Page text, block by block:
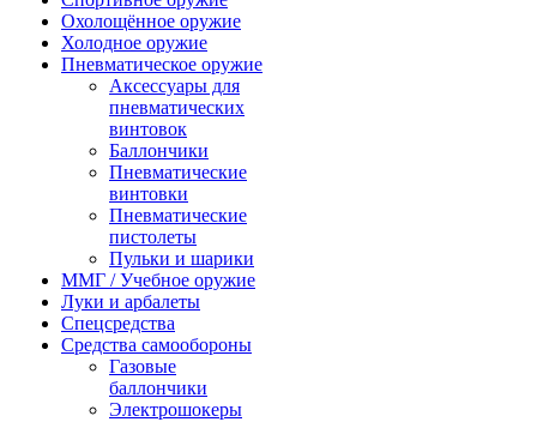
Охолощённое оружие
Холодное оружие
Пневматическое оружие
Аксессуары для
пневматических
винтовок
Баллончики
Пневматические
винтовки
Пневматические
пистолеты
Пульки и шарики
ММГ / Учебное оружие
Луки и арбалеты
Спецсредства
Средства самообороны
Газовые
баллончики
Электрошокеры